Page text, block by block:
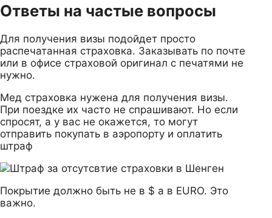
Ответы на частые вопросы
Для получения визы подойдет просто
распечатанная страховка. Заказывать по почте
или в офисе страховой оригинал с печатями не
нужно.
Мед страховка нужена для получения визы.
При поездке их часто не спрашивают. Но если
спросят, а у вас не окажется, то могут
отправить покупать в аэропорту и оплатить
штраф
Покрытие должно быть не в $ а в EURO. Это
важно.